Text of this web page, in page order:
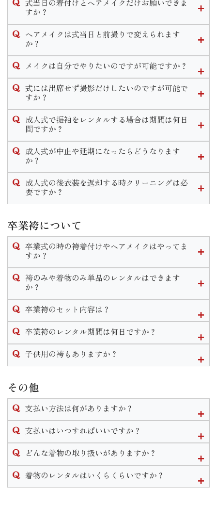
お仕度時間のご予約はご成約時に決定いたします。
支度をします。ヘアメイク・着付け全てのお支度が１箇所で
行えますのでご安心くださいませ。
式当日の着付けとヘアメイクだけお願いできま
すか？
式当日のお支度予約は当店で購入やレンタル、ママ振リメイ
クのご成約を頂いたお客様へのサービスとなっております。
承くださいませ。
ヘアメイクは式当日と前撮りで変えられます
か？
変えられます。
式当日と前撮りと個々に打ち合わせやカウンセリングを行い
メイクは自分でやりたいのですが可能ですか？
式当日、前撮り共にメイクをするかしないかお選び頂けま
す。
くる等の方法もあります。
ウ やリップ等を着物に合う様ポイントで手直し希望のお客様
もいらっしゃいます。
心ください。
式には出席せず撮影だけしたいのですが可能で
すか？
当店では撮影のみのプランがございます。
お持ちの振袖を着用しての撮影「持ち込み撮影コース」と
す。
どちらのコースでも一度ご来店頂きお打ち合わせや衣装選び
成人式で振袖をレンタルする場合は期間は何日
間ですか？
当店で式当日のお支度をするお客様は式から１０日間がレン
タル期間となっております。
合はレンタル期間は１ヶ月設けております。
成人式が中止や延期になったらどうなります
か？
年度毎の対応をHP内の「お知らせ」に掲載しております。
ご不明な点がございましたらお気軽に店舗までお問い合わせ
成人式の後衣装を返却する時クリーニングは必
要ですか？
ご着用後はそのまま後ご返却頂けます。
なお著しい汚れや破損等がある場合はご返却の際にスタッフ
までお伝えいただきます様お願い致します。
卒業袴について
卒業式の時の袴着付けやヘアメイクはやってま
すか？
当店で衣装のレンタルをご成約いただいたお客様のお支度予
約は受け付けております。
イクの予約は受け付けておりませんのでご自身でして頂きま
す様お願い致します。
※衣装完全持ち込みでのお支度予約はご遠慮いただいており
袴のみや着物のみ単品のレンタルはできます
か？
卒業袴は単品でのレンタルも行なっております。２尺袖や訪
問着、袴のみのレンタルは可能です。
ん。
※振袖関連の衣装は単品レンタルは行っておりません。
卒業袴のセット内容は？
卒業袴は２尺袖(着物)と袴をお好きな組み合わせで選べます。
２尺袖・袴・襦袢・重ね衿・袴下帯・草履・巾着・肌着・着
物
◆袴をレンタル→袴下帯・草履
がセットで付いてきます。
単品でも巾着のレンタルは可能ですのでお申し付けくださ
い。
※ブーツのレンタルはございません。
卒業袴のレンタル期間は何日ですか？
袴のレンタル期間は最長で1週間となります。
子供用の袴もありますか？
小学校卒業用の衣装の取り扱いはございません。
その他
支払い方法は何がありますか？
現金かクレジットカードでのお支払いとなります。
支払いはいつすればいいですか？
ご契約いただくお衣装によって支払い期限は異なります。
のご入金をお願いしております。
どんな着物の取り扱いがありますか？
レンタル衣装は振袖・男性袴・女子袴・訪問着・黒留袖・喪
服・七五三・初着がございます。
着物のレンタルはいくらくらいですか？